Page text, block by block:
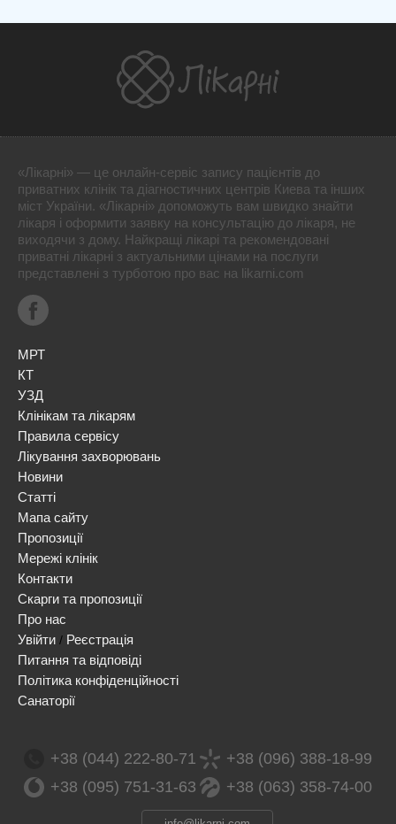
«Лікарні» — це онлайн-сервіс запису пацієнтів до
приватних клінік та діагностичних центрів Киева та інших
міст України. «Лікарні» допоможуть вам швидко знайти
лікаря і оформити заявку на консультацію до лікаря, не
виходячи з дому. Найкращі лікарі та рекомендовані
приватні лікарні з актуальними цінами на послуги
представлені з турботою про вас на likarni.com
МРТ
КТ
УЗД
Клінікам та лікарям
Правила сервісу
Лікування захворювань
Новини
Статті
Мапа сайту
Пропозиції
Мережі клінік
Контакти
Скарги та пропозиції
Про нас
Увійти / Реєстрація
Питання та відповіді
Політика конфіденційності
Санаторії
+38 (044) 222-80-71
+38 (096) 388-18-99
+38 (095) 751-31-63
+38 (063) 358-74-00